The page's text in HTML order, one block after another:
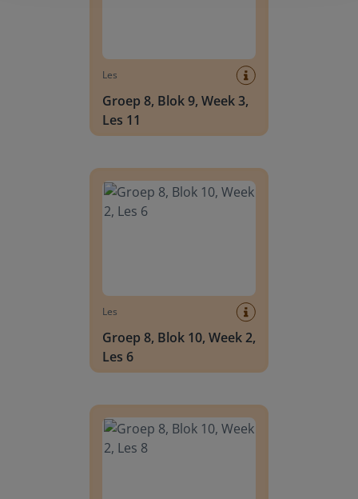
Les
Groep 8, Blok 9, Week 3,
Les 11
Les
Groep 8, Blok 10, Week 2,
Les 6